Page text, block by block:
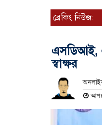
ব্রেকিং নিউজ:
এসডিআই,
স্বাক্ষর